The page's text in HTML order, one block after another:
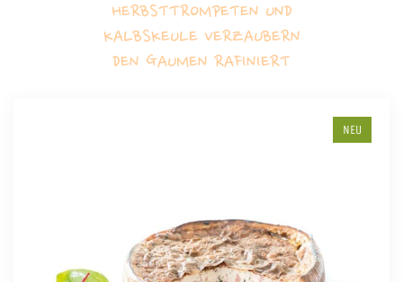
HERBSTTROMPETEN UND
KALBSKEULE VERZAUBERN
DEN GAUMEN RAFINIERT
NEU